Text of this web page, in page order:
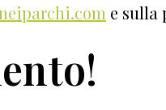
e sulla